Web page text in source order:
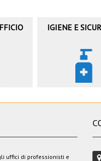
IGIENE E
uffici di professionisti e